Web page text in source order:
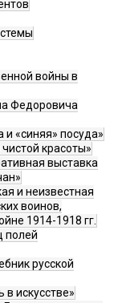
войны в
Федоровича
и «синяя» посуда»
красоты»
выставка
и неизвестная
воинов,
1914-1918 гг.
полей
русской
в искусстве»